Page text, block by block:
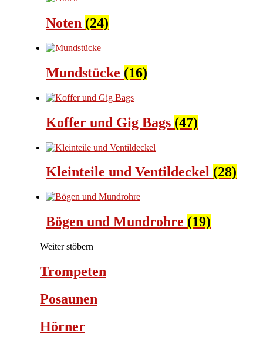
Noten (24)
Mundstücke (16)
Koffer und Gig Bags (47)
Kleinteile und Ventildeckel (28)
Bögen und Mundrohre (19)
Weiter stöbern
Trompeten
Posaunen
Hörner